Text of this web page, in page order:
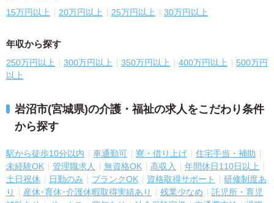
15万円以上 20万円以上 25万円以上 30万円以上
年収から探す
250万円以上 300万円以上 350万円以上 400万円以上
500万円
以上
岩沼市(宮城県)の介護・福祉の求人をこだわり条件
から探す
駅から徒歩10分以内 車通勤可 寮・借り上げ
住宅手当・補助
未経験OK
管理職求人 無資格OK 高収入
年間休日110日以上
土日祝休
日勤のみ ブランクOK 資格取得サポート
研修制度あ
り
産休･育休･介護休暇取得実績あり 残業少なめ
託児所・育児